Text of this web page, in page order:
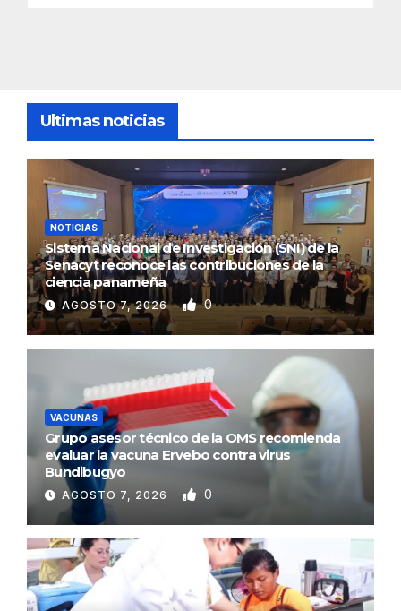
Ultimas noticias
NOTICIAS
Sistema Nacional de Investigación (SNI) de la
Senacyt reconoce las contribuciones de la
ciencia panameña
AGOSTO 7, 2026 0
VACUNAS
Grupo asesor técnico de la OMS recomienda
evaluar la vacuna Ervebo contra virus
Bundibugyo
AGOSTO 7, 2026 0